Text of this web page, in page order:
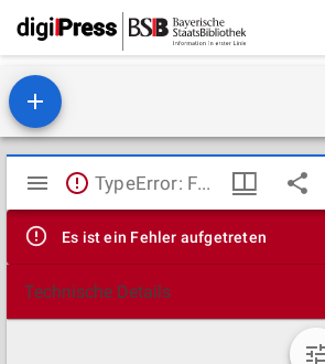
Mirador
Viewer
TypeError: Failed to fetch
Es ist ein Fehler aufgetreten
Technische Details